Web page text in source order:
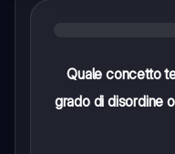
Quale concetto
grado di disordine